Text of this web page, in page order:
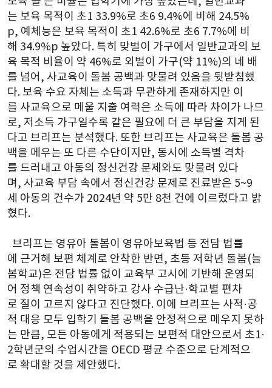
는 보육 목적이 초1 33.9%로 초6 9.4%에 비해 24.5%
p, 예체능은 보육 목적이 초1 42.6%로 초6 7.7%에 비
해 34.9%p 높았다. 특히 맞벌이 가구에서 일반교과의 보
육 목적 비율이 약 46%로 외벌이 가구(약 11%)의 네 배
를 넘어, 사교육이 돌봄 공백과 맞물려 있음을 뒷받침했
다. 보육 수요 자체는 소득과 무관하게 존재하지만 이
를 사교육으로 메울 지출 여력은 소득에 따라 차이가 나므
로, 저소득 가구일수록 같은 필요에 더 큰 부담을 지게 된
다고 브리프는 분석했다. 또한 브리프는 사교육은 돌봄 공
백을 메우는 또 다른 수단이지만, 동시에 소득별 격차
를 드러내고 아동의 정신건강 문제와도 맞물려 있다
며, 사교육 부담 속에서 정신건강 문제로 진료받은 5~9
세 아동의 건수가 2024년 약 5만 8천 건에 이르렀다고 밝
혔다.
브리프는 영유아 돌봄이 영유아보육법 등 전담 법률
에 근거해 보편 체계로 안착한 반면, 초등 저학년 돌봄(늘
봄학교)은 전담 법률 없이 교육부 고시에 기반해 운영되
어 정책 연속성이 취약하고 강사 수급난·학교별 편차
로 질이 고르지 않다고 진단했다. 이에 브리프는 사적·공
적 대응 모두 입학기 돌봄 공백을 안정적으로 메우지 못하
는 만큼, 모든 아동에게 적용되는 보편적 대안으로서 초1·
2학년군의 수업시간을 OECD 평균 수준으로 단계적으
로 확대할 것을 제안했다.